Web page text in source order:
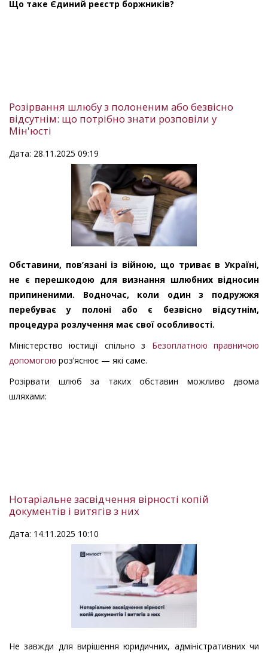
Що таке Єдиний реєстр боржників?
Розірвання шлюбу з полоненим або безвісно
відсутнім: що потрібно знати розповіли у
Мін'юсті
Дата: 28.11.2025 09:19
Обставини, пов’язані із війною, що триває в Україні,
не є перешкодою для визнання шлюбних відносин
припиненими. Водночас, коли один з подружжя
перебуває у полоні або є безвісно відсутнім,
процедура розлучення має свої особливості.
Міністерство юстиції спільно з Безоплатною правничою
допомогою роз’яснює — які саме.
Розірвати шлюб за таких обставин можливо двома
шляхами:
Нотаріальне засвідчення вірності копій
документів і витягів з них
Дата: 14.11.2025 10:10
Не завжди для вирішення юридичних, адміністративних чи